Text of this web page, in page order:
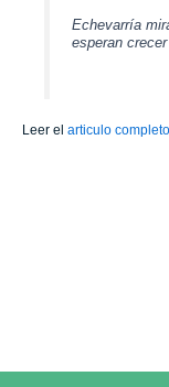
Echevarría
esperan
Leer el articulo completo